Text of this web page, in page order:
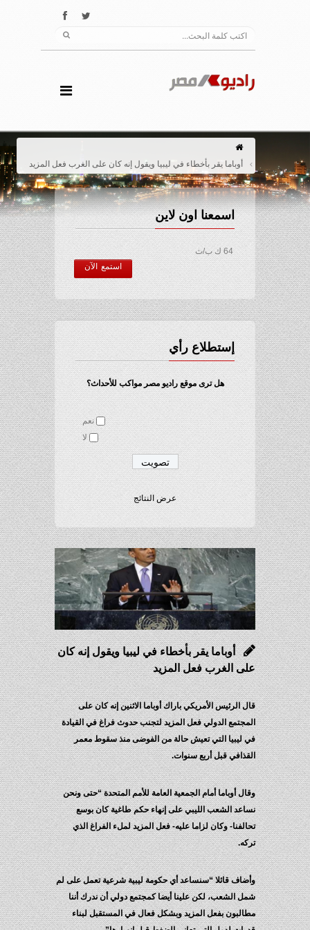
أوباما يقر بأخطاء في ليبيا ويقول إنه كان على الغرب فعل المزيد
اسمعنا اون لاين
64 ك ب/ث
استمع الآن
إستطلاع رأي
هل ترى موقع راديو مصر مواكب للأحداث؟
نعم
لا
عرض النتائج
أوباما يقر بأخطاء في ليبيا ويقول إنه كان
على الغرب فعل المزيد
قال الرئيس الأمريكي باراك أوباما الاثنين إنه كان على
المجتمع الدولي فعل المزيد لتجنب حدوث فراغ في القيادة
في ليبيا التي تعيش حالة من الفوضى منذ سقوط معمر
القذافي قبل أربع سنوات.
وقال أوباما أمام الجمعية العامة للأمم المتحدة “حتى ونحن
نساعد الشعب الليبي على إنهاء حكم طاغية كان بوسع
تحالفنا- وكان لزاما عليه- فعل المزيد لملء الفراغ الذي
تركه.
وأضاف قائلا “سنساعد أي حكومة ليبية شرعية تعمل على لم
شمل الشعب، لكن علينا أيضا كمجتمع دولي أن ندرك أننا
مطالبون بفعل المزيد وبشكل فعال في المستقبل لبناء